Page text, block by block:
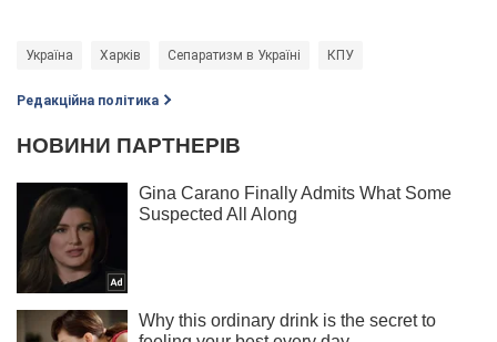
Україна Харків Сепаратизм в Україні КПУ
Редакційна політика